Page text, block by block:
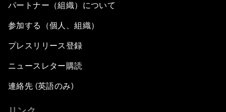
パートナー（組織）について
参加する（個人、組織）
プレスリリース登録
ニュースレター購読
連絡先 (英語のみ)